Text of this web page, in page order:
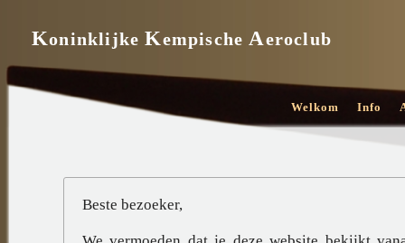
KoninklijkeKempische Aeroclub
Welkom Info
Beste bezoeker,